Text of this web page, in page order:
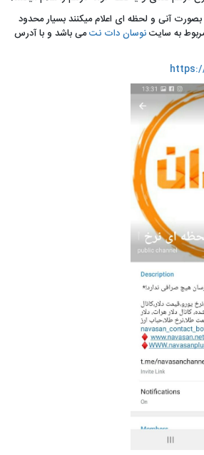
بصورت آنی و لحظه ای اعلام میکنند بسیار محدود
به سایتنوسان دات نتمی باشد و با آدرس